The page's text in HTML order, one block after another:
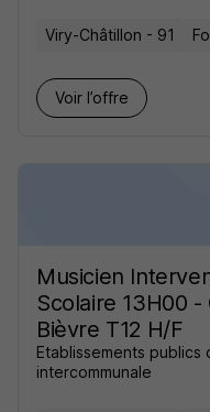
Viry-Châtillon - 91
Voir l’offre
Musicien
Scolaire 13H00
Bièvre T12 H/F
Etablissements
intercommunale